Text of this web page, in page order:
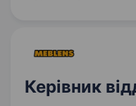
Керівник